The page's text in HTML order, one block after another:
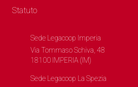
Statuto
Sede Legacoop Imperia
Via Tommaso Schiva, 48
18100 IMPERIA (IM)
Sede Legacoop La Spezia